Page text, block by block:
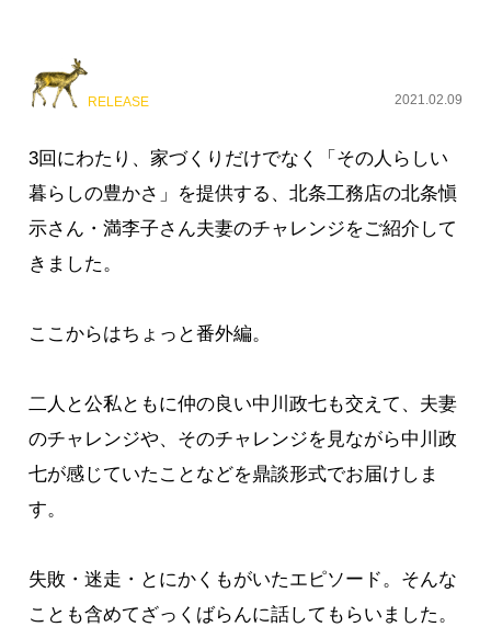
RELEASE 2021.02.09
3回にわたり、家づくりだけでなく「その人らしい
暮らしの豊かさ」を提供する、北条工務店の北条愼
示さん・満李子さん夫妻のチャレンジをご紹介して
きました。
ここからはちょっと番外編。
二人と公私ともに仲の良い中川政七も交えて、夫妻
のチャレンジや、そのチャレンジを見ながら中川政
七が感じていたことなどを鼎談形式でお届けしま
す。
失敗・迷走・とにかくもがいたエピソード。そんな
ことも含めてざっくばらんに話してもらいました。